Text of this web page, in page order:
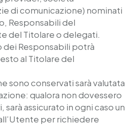
di comunicazione) nominati
Responsabili del
del Titolare o delegati.
dei Responsabili potrà
al Titolare del
sono conservati sarà valutata
qualora non dovessero
sarà assicurato in ogni caso un
per richiedere